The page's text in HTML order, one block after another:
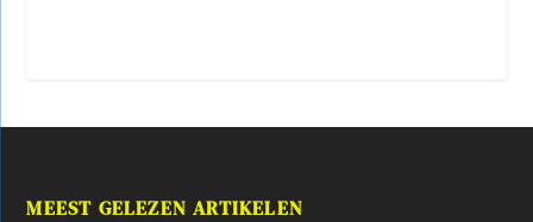
MEEST GELEZEN ARTIKELEN